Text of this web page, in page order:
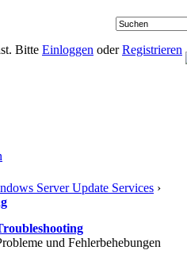
Bitte Einloggen oderRegistrieren
Server Update Services ›
und Fehlerbehebungen